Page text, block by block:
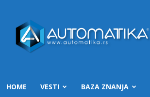
HOME VESTI BAZA ZNANJA